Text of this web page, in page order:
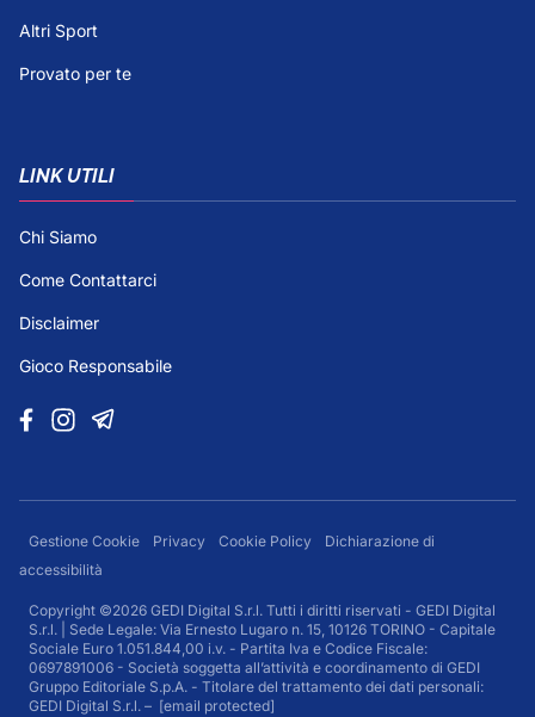
Altri Sport
Provato per te
LINK UTILI
Chi Siamo
Come Contattarci
Disclaimer
Gioco Responsabile
Gestione Cookie Privacy Cookie Policy
Dichiarazione di
accessibilità
Copyright ©2026 GEDI Digital S.r.l. Tutti i diritti riservati - GEDI Digital
S.r.l. | Sede Legale: Via Ernesto Lugaro n. 15, 10126 TORINO - Capitale
Sociale Euro 1.051.844,00 i.v. - Partita Iva e Codice Fiscale:
0697891006 - Società soggetta all’attività e coordinamento di GEDI
Gruppo Editoriale S.p.A. - Titolare del trattamento dei dati personali:
GEDI Digital S.r.l. – [email protected]